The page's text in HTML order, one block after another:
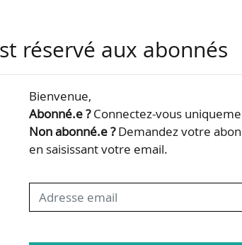
réservé aux abonnés
Bienvenue,
Abonné.e ?Connectez-vous
Non abonné.e ?Demandez votre
en saisissant votre email.